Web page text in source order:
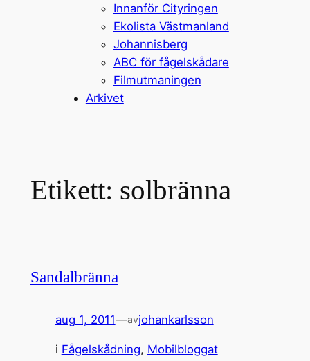
Innanför Cityringen
Ekolista Västmanland
Johannisberg
ABC för fågelskådare
Filmutmaningen
Arkivet
Etikett: solbränna
Sandalbränna
aug 1, 2011—avjohankarlsson
i Fågelskådning, Mobilbloggat